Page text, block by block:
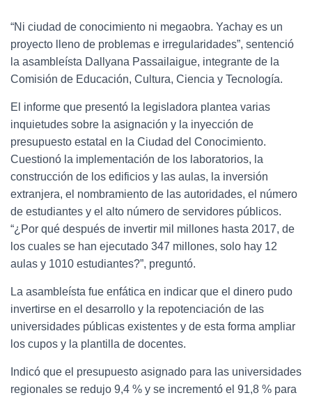
“Ni ciudad de conocimiento ni megaobra. Yachay es un
proyecto lleno de problemas e irregularidades”, sentenció
la asambleísta Dallyana Passailaigue, integrante de la
Comisión de Educación, Cultura, Ciencia y Tecnología.
El informe que presentó la legisladora plantea varias
inquietudes sobre la asignación y la inyección de
presupuesto estatal en la Ciudad del Conocimiento.
Cuestionó la implementación de los laboratorios, la
construcción de los edificios y las aulas, la inversión
extranjera, el nombramiento de las autoridades, el número
de estudiantes y el alto número de servidores públicos.
“¿Por qué después de invertir mil millones hasta 2017, de
los cuales se han ejecutado 347 millones, solo hay 12
aulas y 1010 estudiantes?”, preguntó.
La asambleísta fue enfática en indicar que el dinero pudo
invertirse en el desarrollo y la repotenciación de las
universidades públicas existentes y de esta forma ampliar
los cupos y la plantilla de docentes.
Indicó que el presupuesto asignado para las universidades
regionales se redujo 9,4 % y se incrementó el 91,8 % para